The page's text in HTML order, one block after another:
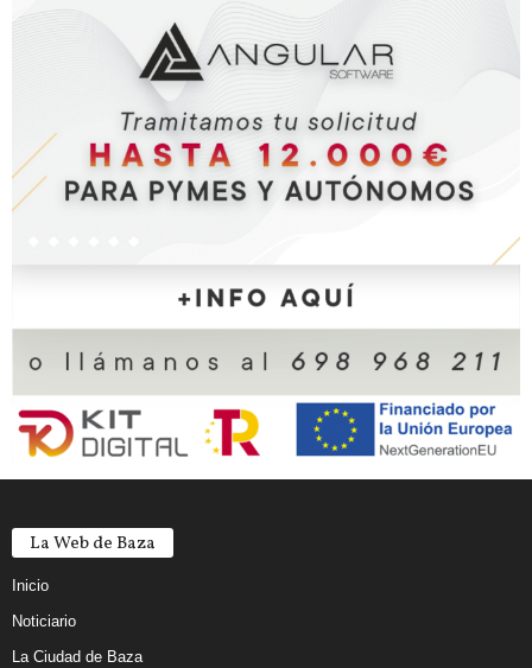
La Web de Baza
Inicio
Noticiario
La Ciudad de Baza